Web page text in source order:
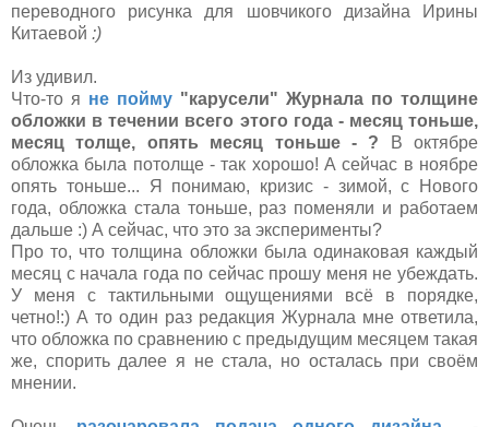
переводного рисунка для шовчикого дизайна Ирины
Китаевой :)
Из удивил.
Что-то я не пойму "карусели" Журнала по толщине
обложки в течении всего этого года - месяц тоньше,
месяц толще, опять месяц тоньше - ?
В октябре
обложка была потолще - так хорошо! А сейчас в ноябре
опять тоньше... Я понимаю, кризис - зимой, с Нового
года, обложка стала тоньше, раз поменяли и работаем
дальше :) А сейчас, что это за эксперименты?
Про то, что толщина обложки была одинаковая каждый
месяц с начала года по сейчас прошу меня не убеждать.
У меня с тактильными ощущениями всё в порядке,
четно!:) А то один раз редакция Журнала мне ответила,
что обложка по сравнению с предыдущим месяцем такая
же, спорить далее я не стала, но осталась при своём
мнении.